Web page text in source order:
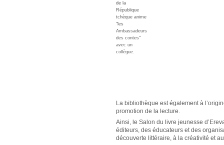
de la
République
tchèque anime
"les
Ambassadeurs
des contes"
avec un
collègue.
La bibliothèque est également à
promotion de la lecture.
Ainsi, le Salon du livre jeunesse
éditeurs, des éducateurs et des
découverte littéraire, à la créativité et